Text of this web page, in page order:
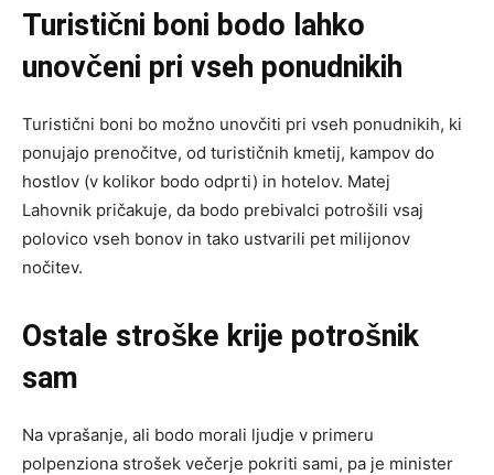
Turistični boni bodo lahko
unovčeni pri vseh ponudnikih
Turistični boni bo možno unovčiti pri vseh ponudnikih, ki
ponujajo prenočitve, od turističnih kmetij, kampov do
hostlov (v kolikor bodo odprti) in hotelov. Matej
Lahovnik pričakuje, da bodo prebivalci potrošili vsaj
polovico vseh bonov in tako ustvarili pet milijonov
nočitev.
Ostale stroške krije potrošnik
sam
Na vprašanje, ali bodo morali ljudje v primeru
polpenziona strošek večerje pokriti sami, pa je minister